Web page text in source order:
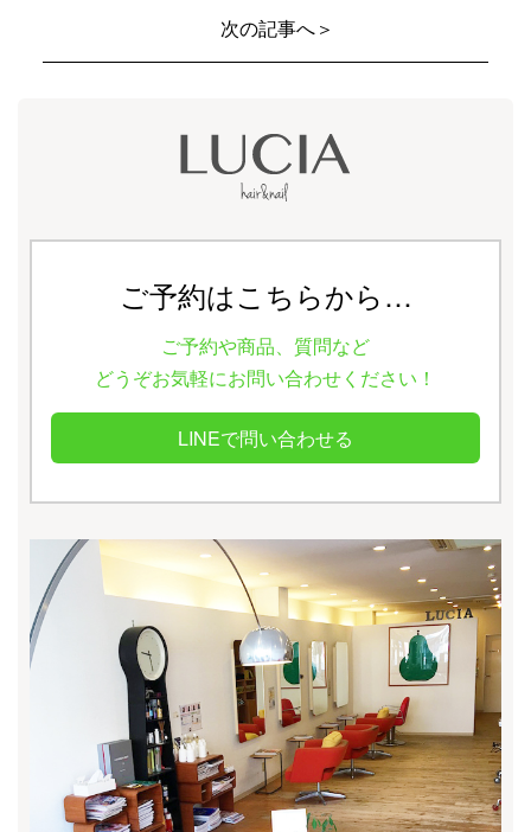
次の記事へ＞
ご予約はこちらから…
ご予約や商品、質問など
どうぞお気軽にお問い合わせください！
LINEで問い合わせる